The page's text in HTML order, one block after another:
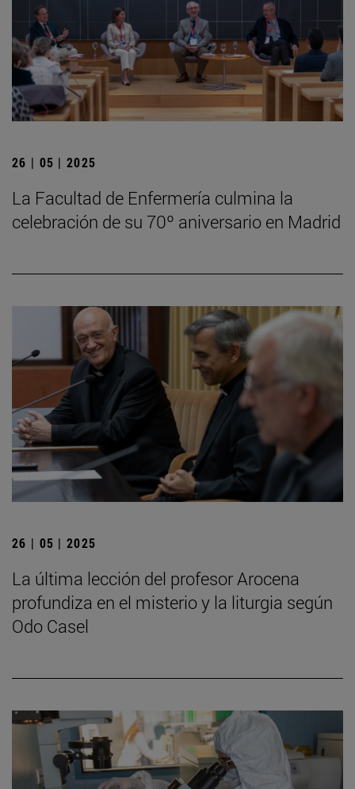
26 | 05 | 2025
La Facultad de Enfermería culmina la
celebración de su 70º aniversario en Madrid
26 | 05 | 2025
La última lección del profesor Arocena
profundiza en el misterio y la liturgia según
Odo Casel